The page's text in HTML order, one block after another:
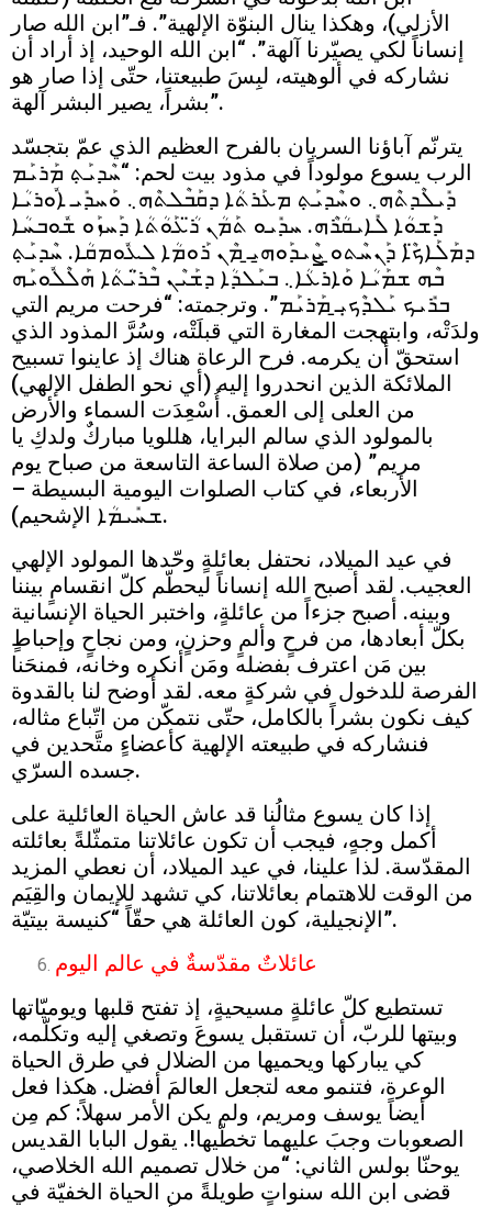
الأزلي)، وهكذا ينال البنوّة الإلهية”. فـ”ابن الله صار
إنساناً لكي يصيّرنا آلهة”. “ابن الله الوحيد، إذ أراد أن
نشاركه في ألوهيته، لبِسَ طبيعتنا، حتّى إذا صار هو
بشراً، يصير البشر آلهة”.
يترنّم آباؤنا السريان بالفرح العظيم الذي عمّ بتجسّد
الرب يسوع مولوداً في مذود بيت لحم: “ܚܶܕܝܰܬ݀ ܡܰܪܝܰܡ
ܕܺܝܠܶܕܬܶܗ܆ ܘܚܶܕܝܰܬ݀ ܡܥܰܪܬܳܐ ܕܩܰܒܶܠܬܶܗ܆ ܘܰܚܕܺܝ ܐܽܘܪܝܳܐ
ܕܰܫܘܳܐ ܠܺܐܝܩܳܪܶܗ. ܚܕܺܝܘ ܬܰܡܳܢ ܪ̈ܳܥܰܘܳܬܳܐ ܕܰܚܙܰܘ ܫܽܘܒܚܳܐ
ܕܡܰܠܰܐܟ̈ܶܐ ܕܰܢܚܶܬܘ̱ ܨܶܝܕܰܘܗ̱ܝ̱ ܡܶܢ ܪܰܘܡܳܐ ܠܥܽܘܡܩܳܐ. ܚܶܕܝܰܬ݀
ܒܶܗ ܫܡܰܝܳܐ ܘܰܐܪܥܳܐ܆ ܒܝܰܠܕܳܐ ܕܫܰܝܶܢ ܒܶܪ̈ܝܳܬܳܐ ܗܰܠܶܠܽܘܝܰܗ
ܒܪܺܝܟ ܝܰܠܕܶܟ̣ܝ̱ ܡܰܪܝܰܡ”. وترجمته: “فرحت مريم التي
ولدَتْه، وابتهجت المغارة التي قبلَتْه، وسُرَّ المذود الذي
استحقّ أن يكرمه. فرح الرعاة هناك إذ عاينوا تسبيح
الملائكة الذين انحدروا إليه (أي نحو الطفل الإلهي)
من العلى إلى العمق. أُسْعِدَت السماء والأرض
بالمولود الذي سالم البرايا، هللويا مباركٌ ولدكِ يا
مريم” (من صلاة الساعة التاسعة من صباح يوم
الأربعاء، في كتاب الصلوات اليومية البسيطة –
ܫܚܺܝܡܳܐ الإشحيم).
في عيد الميلاد، نحتفل بعائلةٍ وحّدها المولود الإلهي
العجيب. لقد أصبح الله إنساناً ليحطّم كلّ انقسامٍ بيننا
وبينه. أصبح جزءاً من عائلةٍ، واختبر الحياة الإنسانية
بكلّ أبعادها، من فرحٍ وألمٍ وحزنٍ، ومن نجاحٍ وإحباطٍ
بين مَن اعترف بفضله ومَن أنكره وخانه، فمنحَنا
الفرصة للدخول في شركةٍ معه. لقد أوضح لنا بالقدوة
كيف نكون بشراً بالكامل، حتّى نتمكّن من اتّباع مثاله،
فنشاركه في طبيعته الإلهية كأعضاءٍ متَّحدين في
جسده السرّي.
إذا كان يسوع مثالُنا قد عاش الحياة العائلية على
أكمل وجهٍ، فيجب أن تكون عائلاتنا متمثّلةً بعائلته
المقدّسة. لذا علينا، في عيد الميلاد، أن نعطي المزيد
من الوقت للاهتمام بعائلاتنا، كي تشهد للإيمان والقِيَم
الإنجيلية، كون العائلة هي حقّاً “كنيسة بيتيّة”.
عائلاتٌ مقدّسةٌ في عالم اليوم
تستطيع كلّ عائلةٍ مسيحيةٍ، إذ تفتح قلبها ويوميّاتها
وبيتها للربّ، أن تستقبل يسوعَ وتصغي إليه وتكلّمه،
كي يباركها ويحميها من الضلال في طرق الحياة
الوعرة، فتنمو معه لتجعل العالمَ أفضل. هكذا فعل
أيضاً يوسف ومريم، ولم يكن الأمر سهلاً: كم مِن
الصعوبات وجبَ عليهما تخطّيها!. يقول البابا القديس
يوحنّا بولس الثاني: “من خلال تصميم الله الخلاصي،
قضى ابن الله سنواتٍ طويلةً من الحياة الخفيّة في